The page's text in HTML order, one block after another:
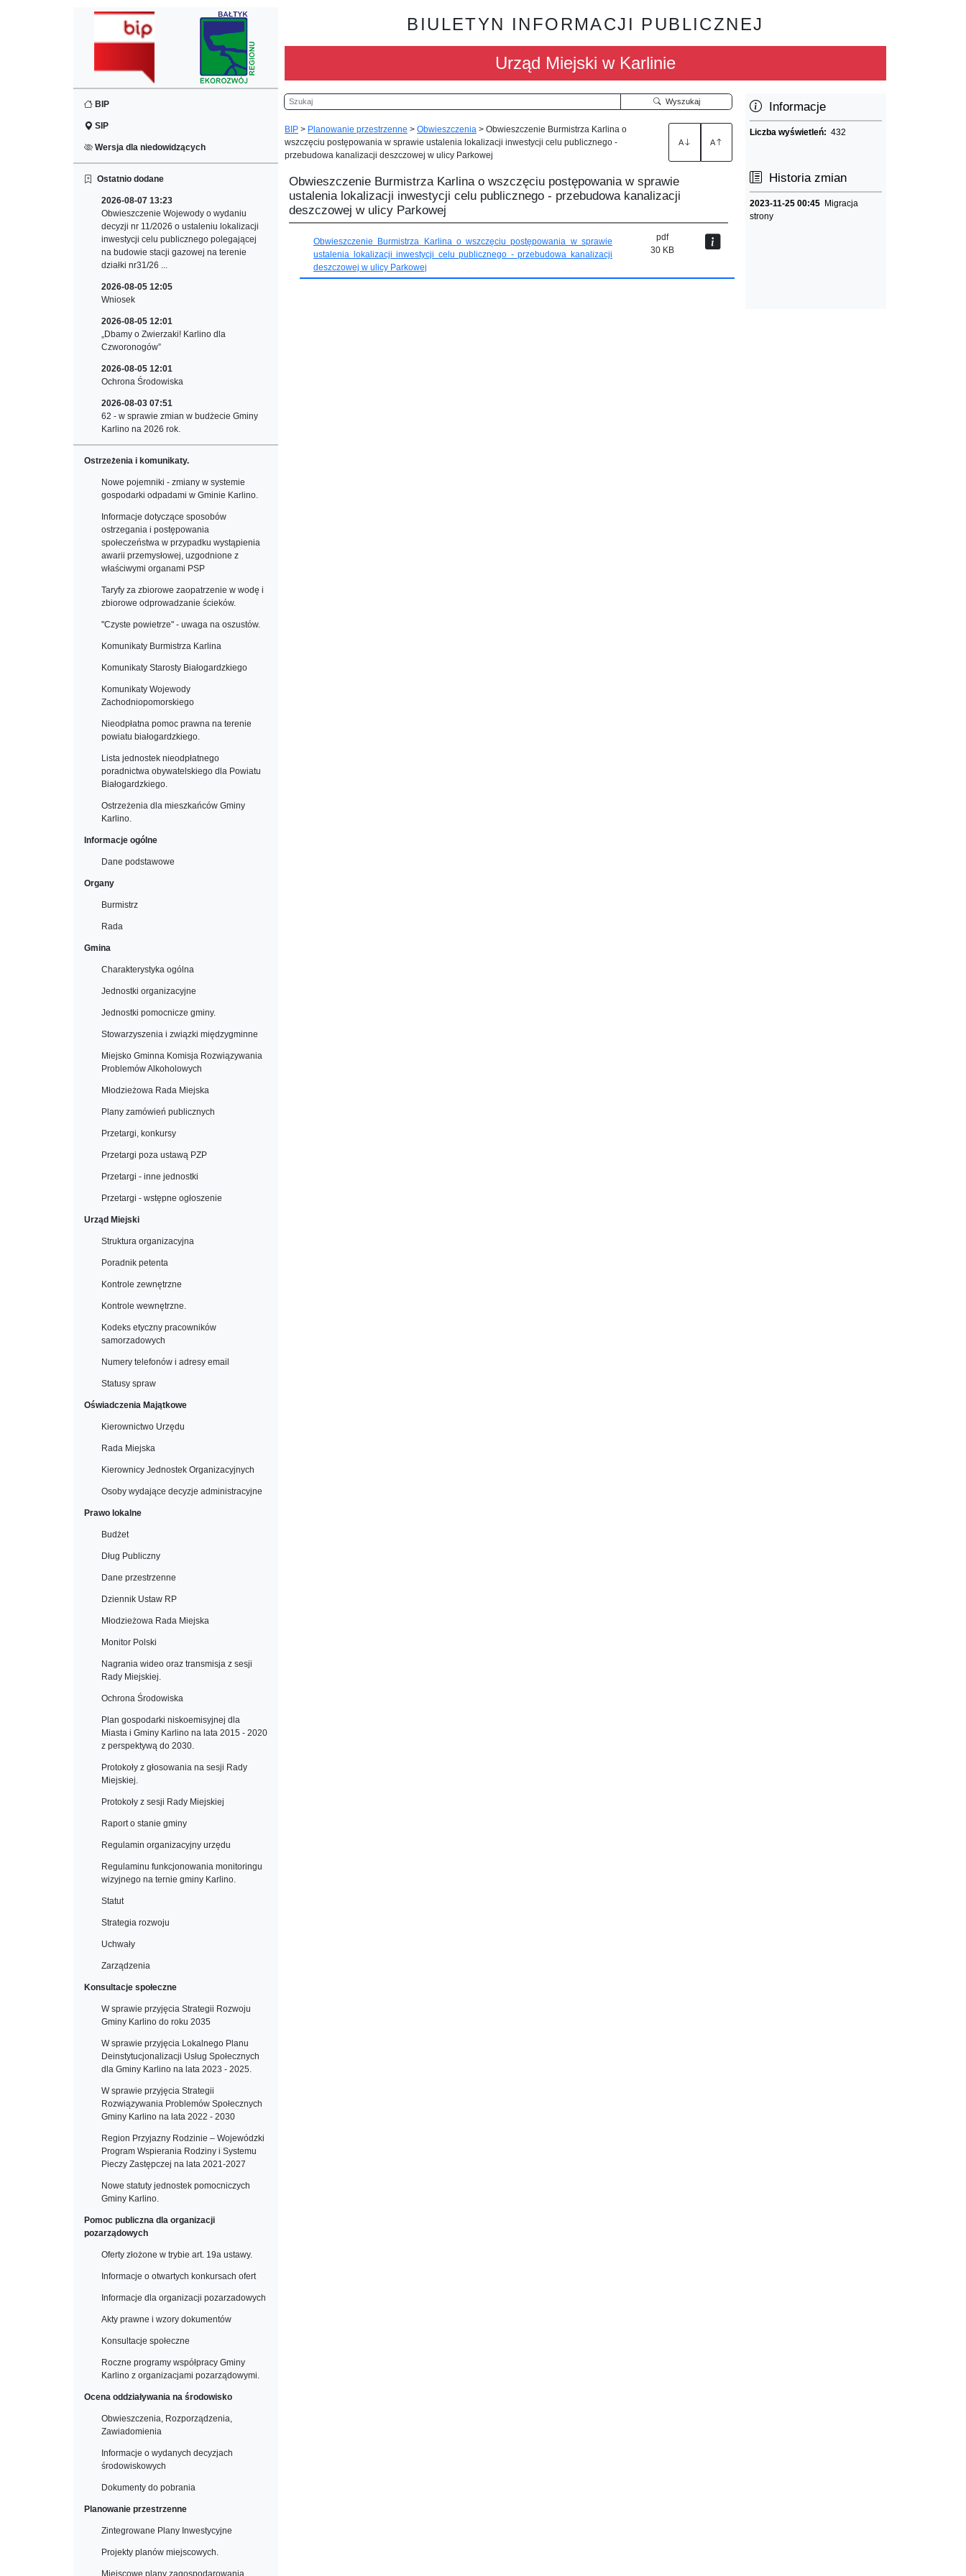
BIP
SIP
Wersja dla niedowidzących
Ostatnio dodane
2026-08-07 13:23
Obwieszczenie Wojewody o wydaniu
decyzji nr 11/2026 o ustaleniu lokalizacji
inwestycji celu publicznego polegającej
na budowie stacji gazowej na terenie
działki nr31/26 ...
2026-08-05 12:05
Wniosek
2026-08-05 12:01
„Dbamy o Zwierzaki! Karlino dla
Czworonogów”
2026-08-05 12:01
Ochrona Środowiska
2026-08-03 07:51
62 - w sprawie zmian w budżecie Gminy
Karlino na 2026 rok.
Ostrzeżenia i komunikaty.
Nowe pojemniki - zmiany w systemie
gospodarki odpadami w Gminie Karlino.
Informacje dotyczące sposobów
ostrzegania i postępowania
społeczeństwa w przypadku wystąpienia
awarii przemysłowej, uzgodnione z
właściwymi organami PSP
Taryfy za zbiorowe zaopatrzenie w wodę i
zbiorowe odprowadzanie ścieków.
"Czyste powietrze" - uwaga na oszustów.
Komunikaty Burmistrza Karlina
Komunikaty Starosty Białogardzkiego
Komunikaty Wojewody
Zachodniopomorskiego
Nieodpłatna pomoc prawna na terenie
powiatu białogardzkiego.
Lista jednostek nieodpłatnego
poradnictwa obywatelskiego dla Powiatu
Białogardzkiego.
Ostrzeżenia dla mieszkańców Gminy
Karlino.
Informacje ogólne
Dane podstawowe
Organy
Burmistrz
Rada
Gmina
Charakterystyka ogólna
Jednostki organizacyjne
Jednostki pomocnicze gminy.
Stowarzyszenia i związki międzygminne
Miejsko Gminna Komisja Rozwiązywania
Problemów Alkoholowych
Młodzieżowa Rada Miejska
Plany zamówień publicznych
Przetargi, konkursy
Przetargi poza ustawą PZP
Przetargi - inne jednostki
Przetargi - wstępne ogłoszenie
Urząd Miejski
Struktura organizacyjna
Poradnik petenta
Kontrole zewnętrzne
Kontrole wewnętrzne.
Kodeks etyczny pracowników
samorzadowych
Numery telefonów i adresy email
Statusy spraw
Oświadczenia Majątkowe
Kierownictwo Urzędu
Rada Miejska
Kierownicy Jednostek Organizacyjnych
Osoby wydające decyzje administracyjne
Prawo lokalne
Budżet
Dług Publiczny
Dane przestrzenne
Dziennik Ustaw RP
Młodzieżowa Rada Miejska
Monitor Polski
Nagrania wideo oraz transmisja z sesji
Rady Miejskiej.
Ochrona Środowiska
Plan gospodarki niskoemisyjnej dla
Miasta i Gminy Karlino na lata 2015 - 2020
z perspektywą do 2030.
Protokoły z głosowania na sesji Rady
Miejskiej.
Protokoły z sesji Rady Miejskiej
Raport o stanie gminy
Regulamin organizacyjny urzędu
Regulaminu funkcjonowania monitoringu
wizyjnego na ternie gminy Karlino.
Statut
Strategia rozwoju
Uchwały
Zarządzenia
Konsultacje społeczne
W sprawie przyjęcia Strategii Rozwoju
Gminy Karlino do roku 2035
W sprawie przyjęcia Lokalnego Planu
Deinstytucjonalizacji Usług Społecznych
dla Gminy Karlino na lata 2023 - 2025.
W sprawie przyjęcia Strategii
Rozwiązywania Problemów Społecznych
Gminy Karlino na lata 2022 - 2030
Region Przyjazny Rodzinie – Wojewódzki
Program Wspierania Rodziny i Systemu
Pieczy Zastępczej na lata 2021-2027
Nowe statuty jednostek pomocniczych
Gminy Karlino.
Pomoc publiczna dla organizacji
pozarządowych
Oferty złożone w trybie art. 19a ustawy.
Informacje o otwartych konkursach ofert
Informacje dla organizacji pozarzadowych
Akty prawne i wzory dokumentów
Konsultacje społeczne
Roczne programy współpracy Gminy
Karlino z organizacjami pozarządowymi.
Ocena oddziaływania na środowisko
Obwieszczenia, Rozporządzenia,
Zawiadomienia
Informacje o wydanych decyzjach
środowiskowych
Dokumenty do pobrania
Planowanie przestrzenne
Zintegrowane Plany Inwestycyjne
Projekty planów miejscowych.
Miejscowe plany zagospodarowania
BIULETYN INFORMACJI PUBLICZNEJ
Urząd Miejski w Karlinie
Szukaj Wyszukaj
BIP > Planowanie przestrzenne > Obwieszczenia > Obwieszczenie Burmistrza Karlina o
wszczęciu postępowania w sprawie ustalenia lokalizacji inwestycji celu publicznego -
przebudowa kanalizacji deszczowej w ulicy Parkowej
A A
Obwieszczenie Burmistrza Karlina o wszczęciu postępowania w sprawie
ustalenia lokalizacji inwestycji celu publicznego - przebudowa kanalizacji
deszczowej w ulicy Parkowej
Obwieszczenie Burmistrza Karlina o wszczęciu postępowania w sprawie
ustalenia lokalizacji inwestycji celu publicznego - przebudowa kanalizacji
deszczowej w ulicy Parkowej
pdf
30 KB
Informacje
Liczba wyświetleń:432
Historia zmian
2023-11-25 00:45 Migracja
strony